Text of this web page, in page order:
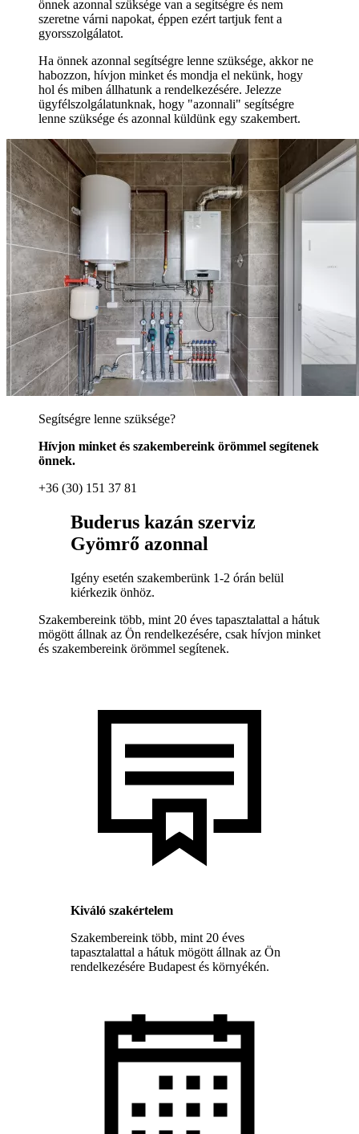
önnek azonnal szüksége van a segítségre és nem
szeretne várni napokat, éppen ezért tartjuk fent a
gyorsszolgálatot.
Ha önnek azonnal segítségre lenne szüksége, akkor ne
habozzon, hívjon minket és mondja el nekünk, hogy
hol és miben állhatunk a rendelkezésére. Jelezze
ügyfélszolgálatunknak, hogy "azonnali" segítségre
lenne szüksége és azonnal küldünk egy szakembert.
Segítségre lenne szüksége?
Hívjon minket és szakembereink örömmel segítenek
önnek.
+36 (30) 151 37 81
Buderus kazán szerviz
Gyömrő azonnal
Igény esetén szakemberünk 1-2 órán belül
kiérkezik önhöz.
Szakembereink több, mint 20 éves tapasztalattal a hátuk
mögött állnak az Ön rendelkezésére, csak hívjon minket
és szakembereink örömmel segítenek.
Kiváló szakértelem
Szakembereink több, mint 20 éves
tapasztalattal a hátuk mögött állnak az Ön
rendelkezésére Budapest és környékén.